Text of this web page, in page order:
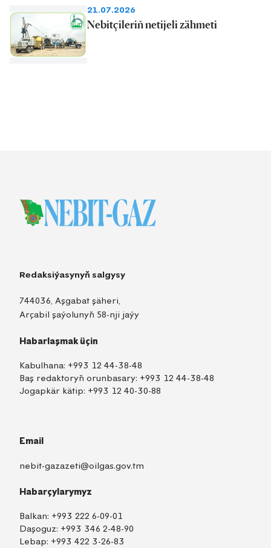
21.07.2026
Nebitçileriň netijeli zähmeti
Redaksiýasynyň salgysy
744036, Aşgabat şäheri,
Arçabil şaýolunyň 58-nji jaýy
Habarlaşmak üçin
Kabulhana: +993 12 44-38-48
Baş redaktoryň orunbasary: +993 12 44-38-48
Jogapkär kätip: +993 12 40-30-88
Email
nebit-gazazeti@oilgas.gov.tm
Habarçylarymyz
Balkan: +993 222 6-09-01
Daşoguz: +993 346 2-48-90
Lebap: +993 422 3-26-83